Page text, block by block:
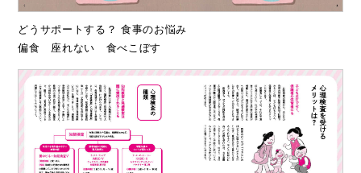
どうサポートする？ 食事のお悩み
偏食 座れない 食べこぼす